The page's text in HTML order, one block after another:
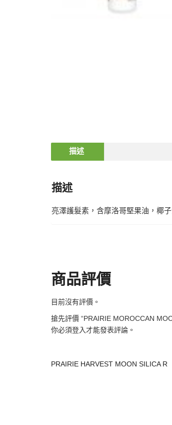
描述
描述
亮澤護髮素，含摩洛哥堅果油，椰
商品評價
目前沒有評價。
搶先評價 “PRAIRIE MOROCCAN
你必須登入 才能發表評論。
PRAIRIE HARVEST MOON SILICA R